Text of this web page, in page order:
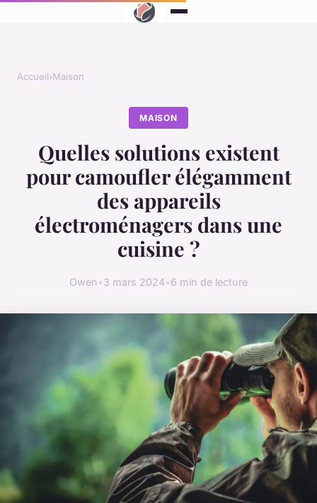
Accueil›Maison
MAISON
Quelles solutions existent
pour camoufler élégamment
des appareils
électroménagers dans une
cuisine ?
Owen•3 mars 2024•6 min de lecture